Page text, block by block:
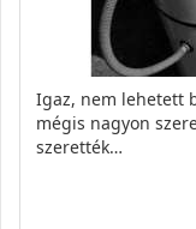
Igaz, nem lehetett
mégis nagyon
szerették…